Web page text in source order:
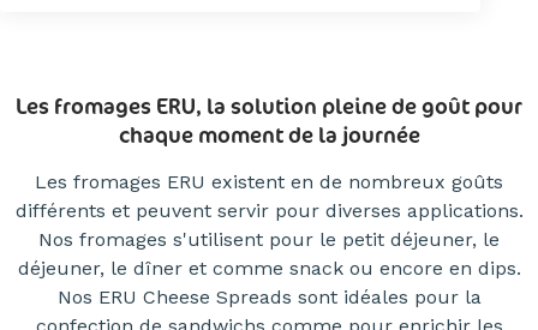
Les fromages ERU, la solution pleine de goût pour
chaque moment de la journée
Les fromages ERU existent en de nombreux goûts
différents et peuvent servir pour diverses applications.
Nos fromages s'utilisent pour le petit déjeuner, le
déjeuner, le dîner et comme snack ou encore en dips.
Nos ERU Cheese Spreads sont idéales pour la